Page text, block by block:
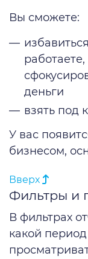
Вы сможете:
деньги
взять под
У вас
бизнесом,
Вверх
Фильтры и
В фильтрах
какой